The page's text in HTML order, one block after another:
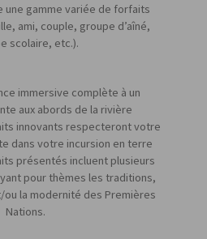
gamme variée de forfaits
ami, couple, groupe d’aîné,
scolaire, etc.).
immersive complète à un
aux abords de la rivière
innovants respecteront votre
dans votre incursion en terre
présentés incluent plusieurs
pour thèmes les traditions,
ou la modernité des Premières
Nations.